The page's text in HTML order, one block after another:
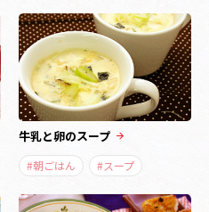
牛乳と卵のスープ
#朝ごはん #スープ